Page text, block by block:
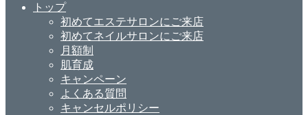
トップ
初めてエステサロンにご来店
初めてネイルサロンにご来店
月額制
肌育成
キャンペーン
よくある質問
キャンセルポリシー